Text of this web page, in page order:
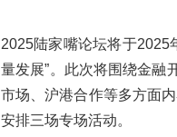
2025陆家嘴论坛将于2025
量发展”。此次将围绕金融
市场、沪港合作等多方面
安排三场专场活动。